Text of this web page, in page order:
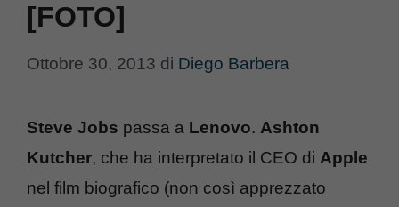
[FOTO]
Ottobre 30, 2013 di Diego Barbera
Steve Jobs passa a Lenovo. Ashton
Kutcher, che ha interpretato il CEO di Apple
nel film biografico (non così apprezzato